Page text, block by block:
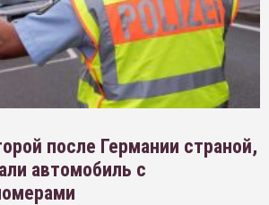
после Германии страной,
автомобиль с